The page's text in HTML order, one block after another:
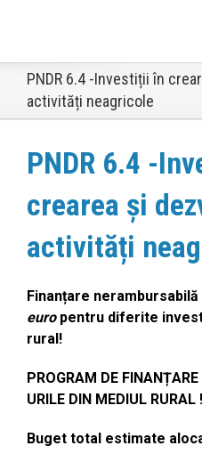
PNDR 6.4 -Investiții în
activități neagricole
PNDR 6.4 -
crearea și
activități
Finanțare nerambursabilă
europentru diferite
rural!
PROGRAM DE FINANȚARE
URILE DIN MEDIUL RURAL !
Buget total estimate